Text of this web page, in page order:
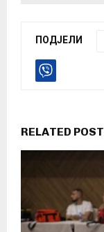
ПОДЈЕЛИ
RELATED